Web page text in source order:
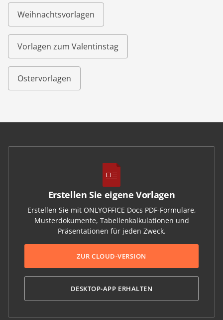
Weihnachtsvorlagen
Vorlagen zum Valentinstag
Ostervorlagen
Erstellen Sie eigene Vorlagen
Erstellen Sie mit ONLYOFFICE Docs PDF-Formulare,
Musterdokumente, Tabellenkalkulationen und
Präsentationen für jeden Zweck.
ZUR CLOUD-VERSION
DESKTOP-APP ERHALTEN